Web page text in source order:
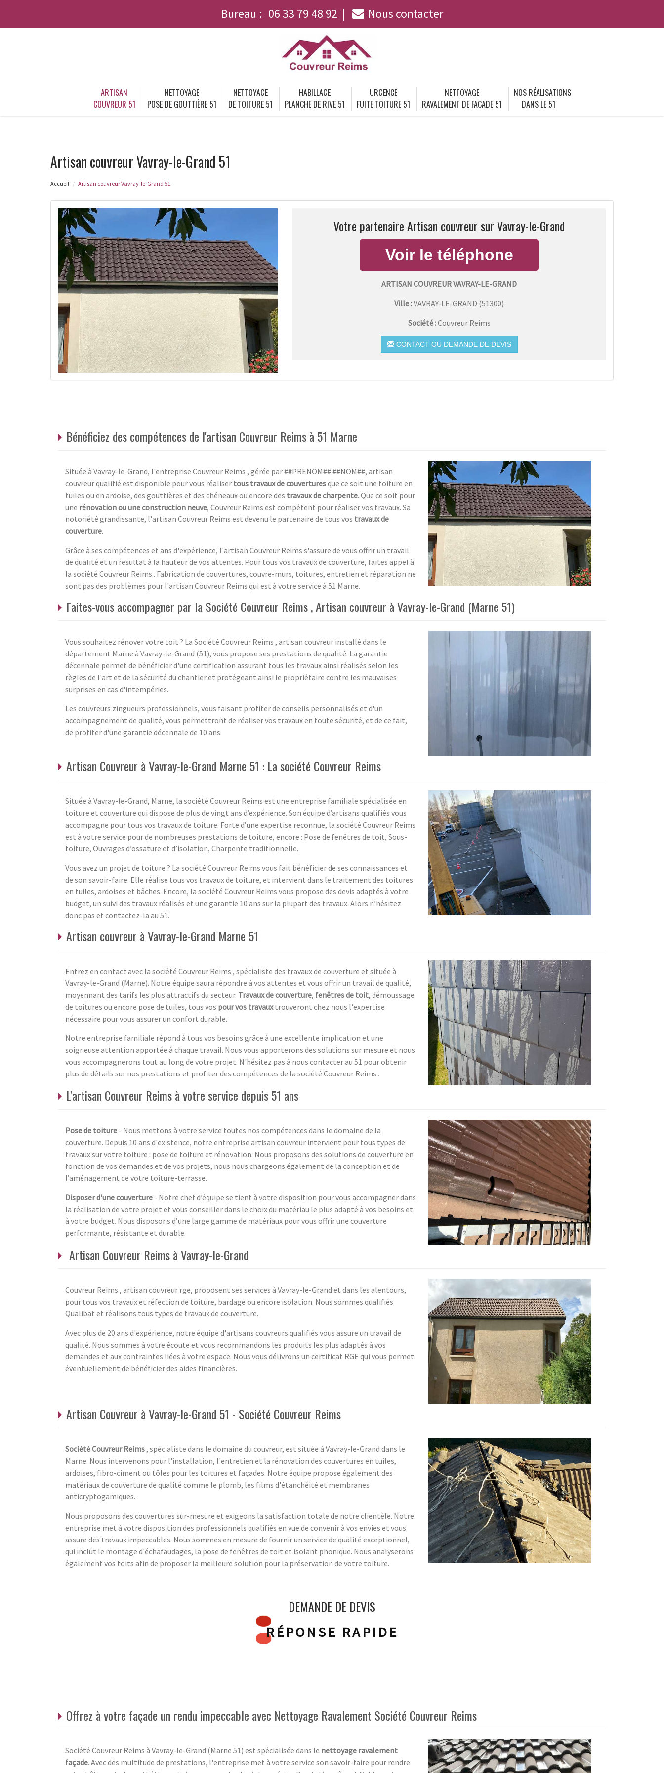
Bureau : 06 33 79 48 92 Nous contacter
ARTISAN
COUVREUR 51
NETTOYAGE
POSE DE GOUTTIÈRE 51
NETTOYAGE
DE TOITURE 51
HABILLAGE
PLANCHE DE RIVE 51
URGENCE
FUITE TOITURE 51
NETTOYAGE
RAVALEMENT DE FACADE 51
NOS RÉALISATIONS
DANS LE 51
Artisan couvreur Vavray-le-Grand 51
Accueil Artisan couvreur Vavray-le-Grand 51
Votre partenaire Artisan couvreur sur Vavray-le-Grand
ARTISAN COUVREUR VAVRAY-LE-GRAND
Ville :VAVRAY-LE-GRAND (51300)
Société :Couvreur Reims
CONTACT OU DEMANDE DE DEVIS
Bénéficiez des compétences de l'artisan Couvreur Reims à 51 Marne
Située à Vavray-le-Grand, l'entreprise Couvreur Reims , gérée par ##PRENOM## ##NOM##, artisan
couvreur qualifié est disponible pour vous réaliser tous travaux de couverturesque ce soit une toiture en
tuiles ou en ardoise, des gouttières et des chéneaux ou encore des travaux de charpente. Que ce soit pour
une rénovation ou une construction neuve, Couvreur Reims est compétent pour réaliser vos travaux. Sa
notoriété grandissante, l'artisan Couvreur Reims est devenu le partenaire de tous vos travaux de
couverture.
Grâce à ses compétences et ans d'expérience, l'artisan Couvreur Reims s'assure de vous offrir un travail
de qualité et un résultat à la hauteur de vos attentes. Pour tous vos travaux de couverture, faites appel à
la société Couvreur Reims . Fabrication de couvertures, couvre-murs, toitures, entretien et réparation ne
sont pas des problèmes pour l'artisan Couvreur Reims qui est à votre service à 51 Marne.
Faites-vous accompagner par la Société Couvreur Reims , Artisan couvreur à Vavray-le-Grand (Marne 51)
Vous souhaitez rénover votre toit ? La Société Couvreur Reims , artisan couvreur installé dans le
département Marne à Vavray-le-Grand (51), vous propose ses prestations de qualité. La garantie
décennale permet de bénéficier d'une certification assurant tous les travaux ainsi réalisés selon les
règles de l'art et de la sécurité du chantier et protégeant ainsi le propriétaire contre les mauvaises
surprises en cas d'intempéries.
Les couvreurs zingueurs professionnels, vous faisant profiter de conseils personnalisés et d'un
accompagnement de qualité, vous permettront de réaliser vos travaux en toute sécurité, et de ce fait,
de profiter d'une garantie décennale de 10 ans.
Artisan Couvreur à Vavray-le-Grand Marne 51 : La société Couvreur Reims
Située à Vavray-le-Grand, Marne, la société Couvreur Reims est une entreprise familiale spécialisée en
toiture et couverture qui dispose de plus de vingt ans d’expérience. Son équipe d’artisans qualifiés vous
accompagne pour tous vos travaux de toiture. Forte d’une expertise reconnue, la société Couvreur Reims
est à votre service pour de nombreuses prestations de toiture, encore : Pose de fenêtres de toit, Sous-
toiture, Ouvrages d’ossature et d’isolation, Charpente traditionnelle.
Vous avez un projet de toiture ? La société Couvreur Reims vous fait bénéficier de ses connaissances et
de son savoir-faire. Elle réalise tous vos travaux de toiture, et intervient dans le traitement des toitures
en tuiles, ardoises et bâches. Encore, la société Couvreur Reims vous propose des devis adaptés à votre
budget, un suivi des travaux réalisés et une garantie 10 ans sur la plupart des travaux. Alors n’hésitez
donc pas et contactez-la au 51.
Artisan couvreur à Vavray-le-Grand Marne 51
Entrez en contact avec la société Couvreur Reims , spécialiste des travaux de couverture et située à
Vavray-le-Grand (Marne). Notre équipe saura répondre à vos attentes et vous offrir un travail de qualité,
moyennant des tarifs les plus attractifs du secteur. Travaux de couverture, fenêtres de toit, démoussage
de toitures ou encore pose de tuiles, tous vos pour vos travauxtrouveront chez nous l'expertise
nécessaire pour vous assurer un confort durable.
Notre entreprise familiale répond à tous vos besoins grâce à une excellente implication et une
soigneuse attention apportée à chaque travail. Nous vous apporterons des solutions sur mesure et nous
vous accompagnerons tout au long de votre projet. N'hésitez pas à nous contacter au 51 pour obtenir
plus de détails sur nos prestations et profiter des compétences de la société Couvreur Reims .
L'artisan Couvreur Reims à votre service depuis 51 ans
Pose de toiture - Nous mettons à votre service toutes nos compétences dans le domaine de la
couverture. Depuis 10 ans d'existence, notre entreprise artisan couvreur intervient pour tous types de
travaux sur votre toiture : pose de toiture et rénovation. Nous proposons des solutions de couverture en
fonction de vos demandes et de vos projets, nous nous chargeons également de la conception et de
l’aménagement de votre toiture-terrasse.
Disposer d'une couverture - Notre chef d’équipe se tient à votre disposition pour vous accompagner dans
la réalisation de votre projet et vous conseiller dans le choix du matériau le plus adapté à vos besoins et
à votre budget. Nous disposons d’une large gamme de matériaux pour vous offrir une couverture
performante, résistante et durable.
Artisan Couvreur Reims à Vavray-le-Grand
Couvreur Reims , artisan couvreur rge, proposent ses services à Vavray-le-Grand et dans les alentours,
pour tous vos travaux et réfection de toiture, bardage ou encore isolation. Nous sommes qualifiés
Qualibat et réalisons tous types de travaux de couverture.
Avec plus de 20 ans d'expérience, notre équipe d'artisans couvreurs qualifiés vous assure un travail de
qualité. Nous sommes à votre écoute et vous recommandons les produits les plus adaptés à vos
demandes et aux contraintes liées à votre espace. Nous vous délivrons un certificat RGE qui vous permet
éventuellement de bénéficier des aides financières.
Artisan Couvreur à Vavray-le-Grand 51 - Société Couvreur Reims
Société Couvreur Reims, spécialiste dans le domaine du couvreur, est située à Vavray-le-Grand dans le
Marne. Nous intervenons pour l'installation, l'entretien et la rénovation des couvertures en tuiles,
ardoises, fibro-ciment ou tôles pour les toitures et façades. Notre équipe propose également des
matériaux de couverture de qualité comme le plomb, les films d'étanchéité et membranes
anticryptogamiques.
Nous proposons des couvertures sur-mesure et exigeons la satisfaction totale de notre clientèle. Notre
entreprise met à votre disposition des professionnels qualifiés en vue de convenir à vos envies et vous
assure des travaux impeccables. Nous sommes en mesure de fournir un service de qualité exceptionnel,
qui inclut le montage d'échafaudages, la pose de fenêtres de toit et isolant phonique. Nous analyserons
également vos toits afin de proposer la meilleure solution pour la préservation de votre toiture.
DEMANDE DE DEVIS
RÉPONSE RAPIDE
Offrez à votre façade un rendu impeccable avec Nettoyage Ravalement Société Couvreur Reims
Société Couvreur Reims à Vavray-le-Grand (Marne 51) est spécialisée dans le nettoyage ravalement
façade. Avec des multitude de prestations, l'entreprise met à votre service son savoir-faire pour rendre